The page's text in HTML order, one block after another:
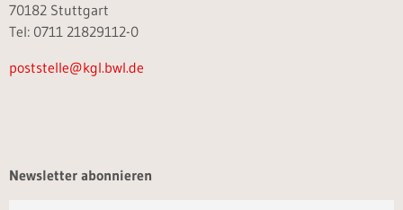
70182 Stuttgart
Tel: 0711 21829112-0
poststelle@kgl.bwl.de
Newsletter abonnieren